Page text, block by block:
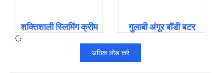
शक्तिशाली स्लिमिंग क्रीम गुलाबी अंगूर बॉडी बटर
अधिक लोड करें